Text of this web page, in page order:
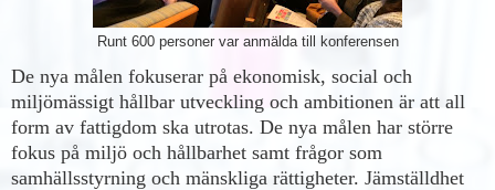
Runt 600 personer var anmälda till konferensen
De nya målen fokuserar på ekonomisk, social och
miljömässigt hållbar utveckling och ambitionen är att all
form av fattigdom ska utrotas. De nya målen har större
fokus på miljö och hållbarhet samt frågor som
samhällsstyrning och mänskliga rättigheter. Jämställdhet